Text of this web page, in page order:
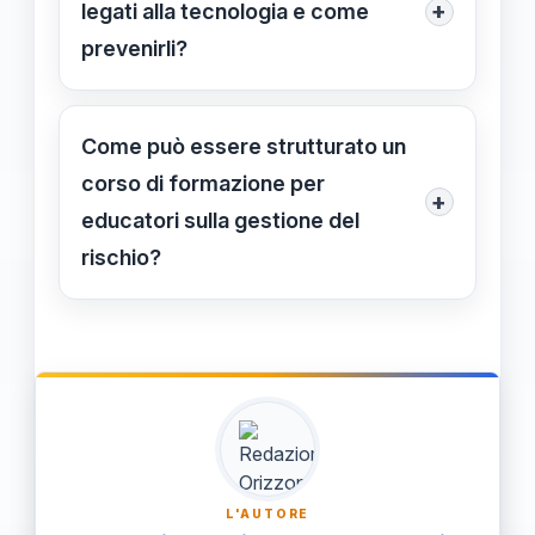
per un ambiente sicuro e rispettoso
legati alla tecnologia e come
prevenirli?
+
I rischi includono cyberbullismo e
accesso a contenuti inappropriati. Si
prevengono con politiche di sicurezza
IT e cultura digitale consapevole.
Come può essere strutturato un
corso di formazione per
educatori sulla gestione del
rischio?
+
Un corso può includere attività
gestione delle emergenze e strategie
per integrare il rischio come elemento
L'AUTORE